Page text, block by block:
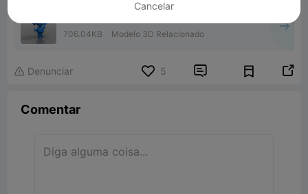
706.04KB Modelo 3D Relacionado
 Denunciar 5  
Comentar
Cancelar